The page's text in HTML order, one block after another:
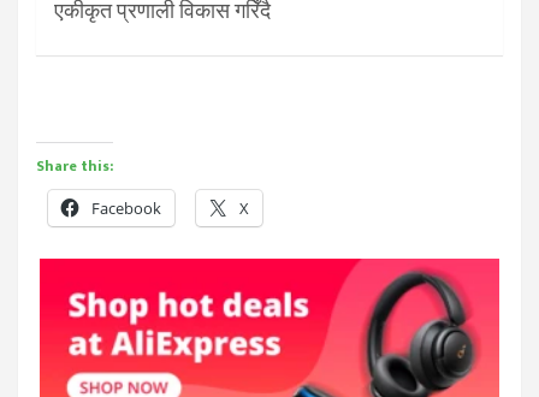
एकीकृत प्रणाली विकास गरिँदै
Share this:
Facebook X